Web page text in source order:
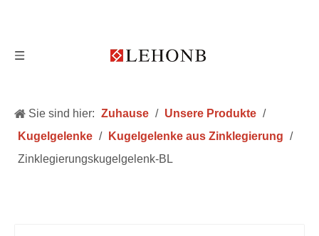
Sie sind hier: Zuhause / Unsere Produkte /
Kugelgelenke / Kugelgelenke aus Zinklegierung /
Zinklegierungskugelgelenk-BL